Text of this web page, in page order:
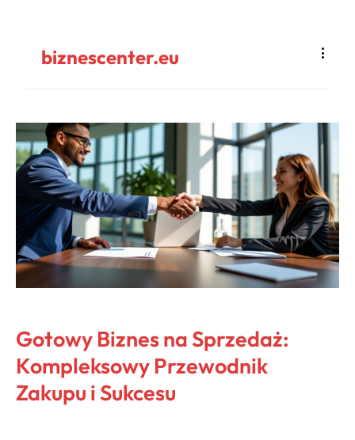
biznescenter.eu
Gotowy Biznes na Sprzedaż:
Kompleksowy Przewodnik
Zakupu i Sukcesu